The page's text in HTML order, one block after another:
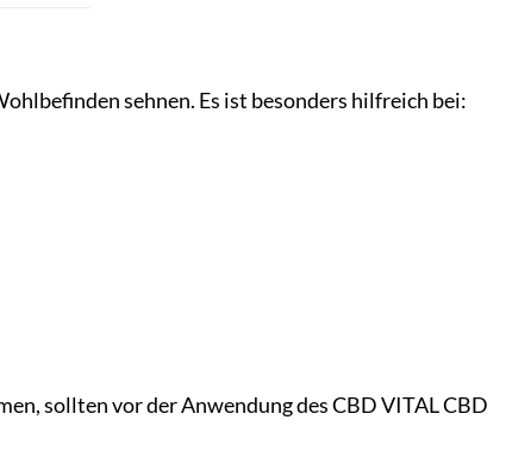
sehnen. Es ist besonders hilfreich bei:
sollten vor der Anwendung des CBD VITAL CBD